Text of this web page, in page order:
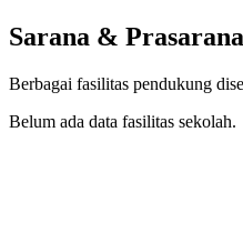
Sarana & Prasarana
Berbagai fasilitas pendukung
Belum ada data fasilitas sekolah.